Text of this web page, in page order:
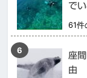
でい
61件
座間
由